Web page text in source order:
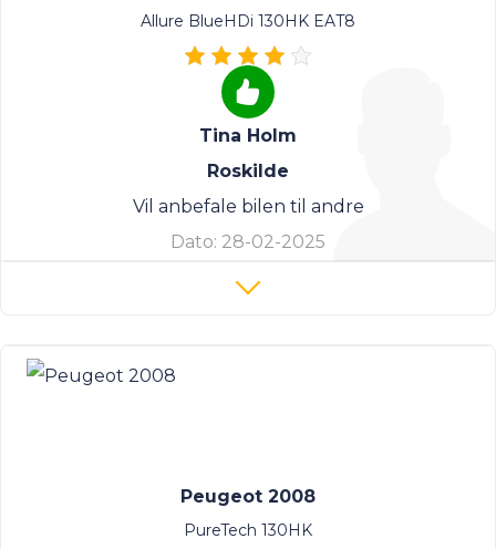
Allure BlueHDi 130HK EAT8
Tina Holm
Roskilde
Vil anbefale bilen til andre
Dato: 28-02-2025
Peugeot 2008
PureTech 130HK